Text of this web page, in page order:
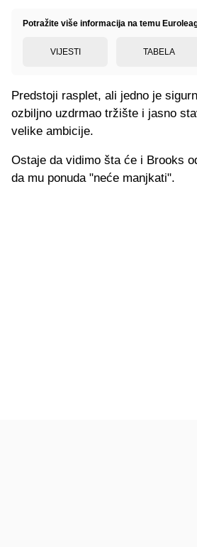
Potražite više informacija na temu
VIJESTI TABELA
Predstoji rasplet, ali jedno je
ozbiljno uzdrmao tržište i jasno
velike ambicije.
Ostaje da vidimo šta će i Brooks
da mu ponuda "neće manjkati".